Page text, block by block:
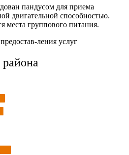
пандусом для приема
двигательной способностью.
места группового питания.
ления услуг